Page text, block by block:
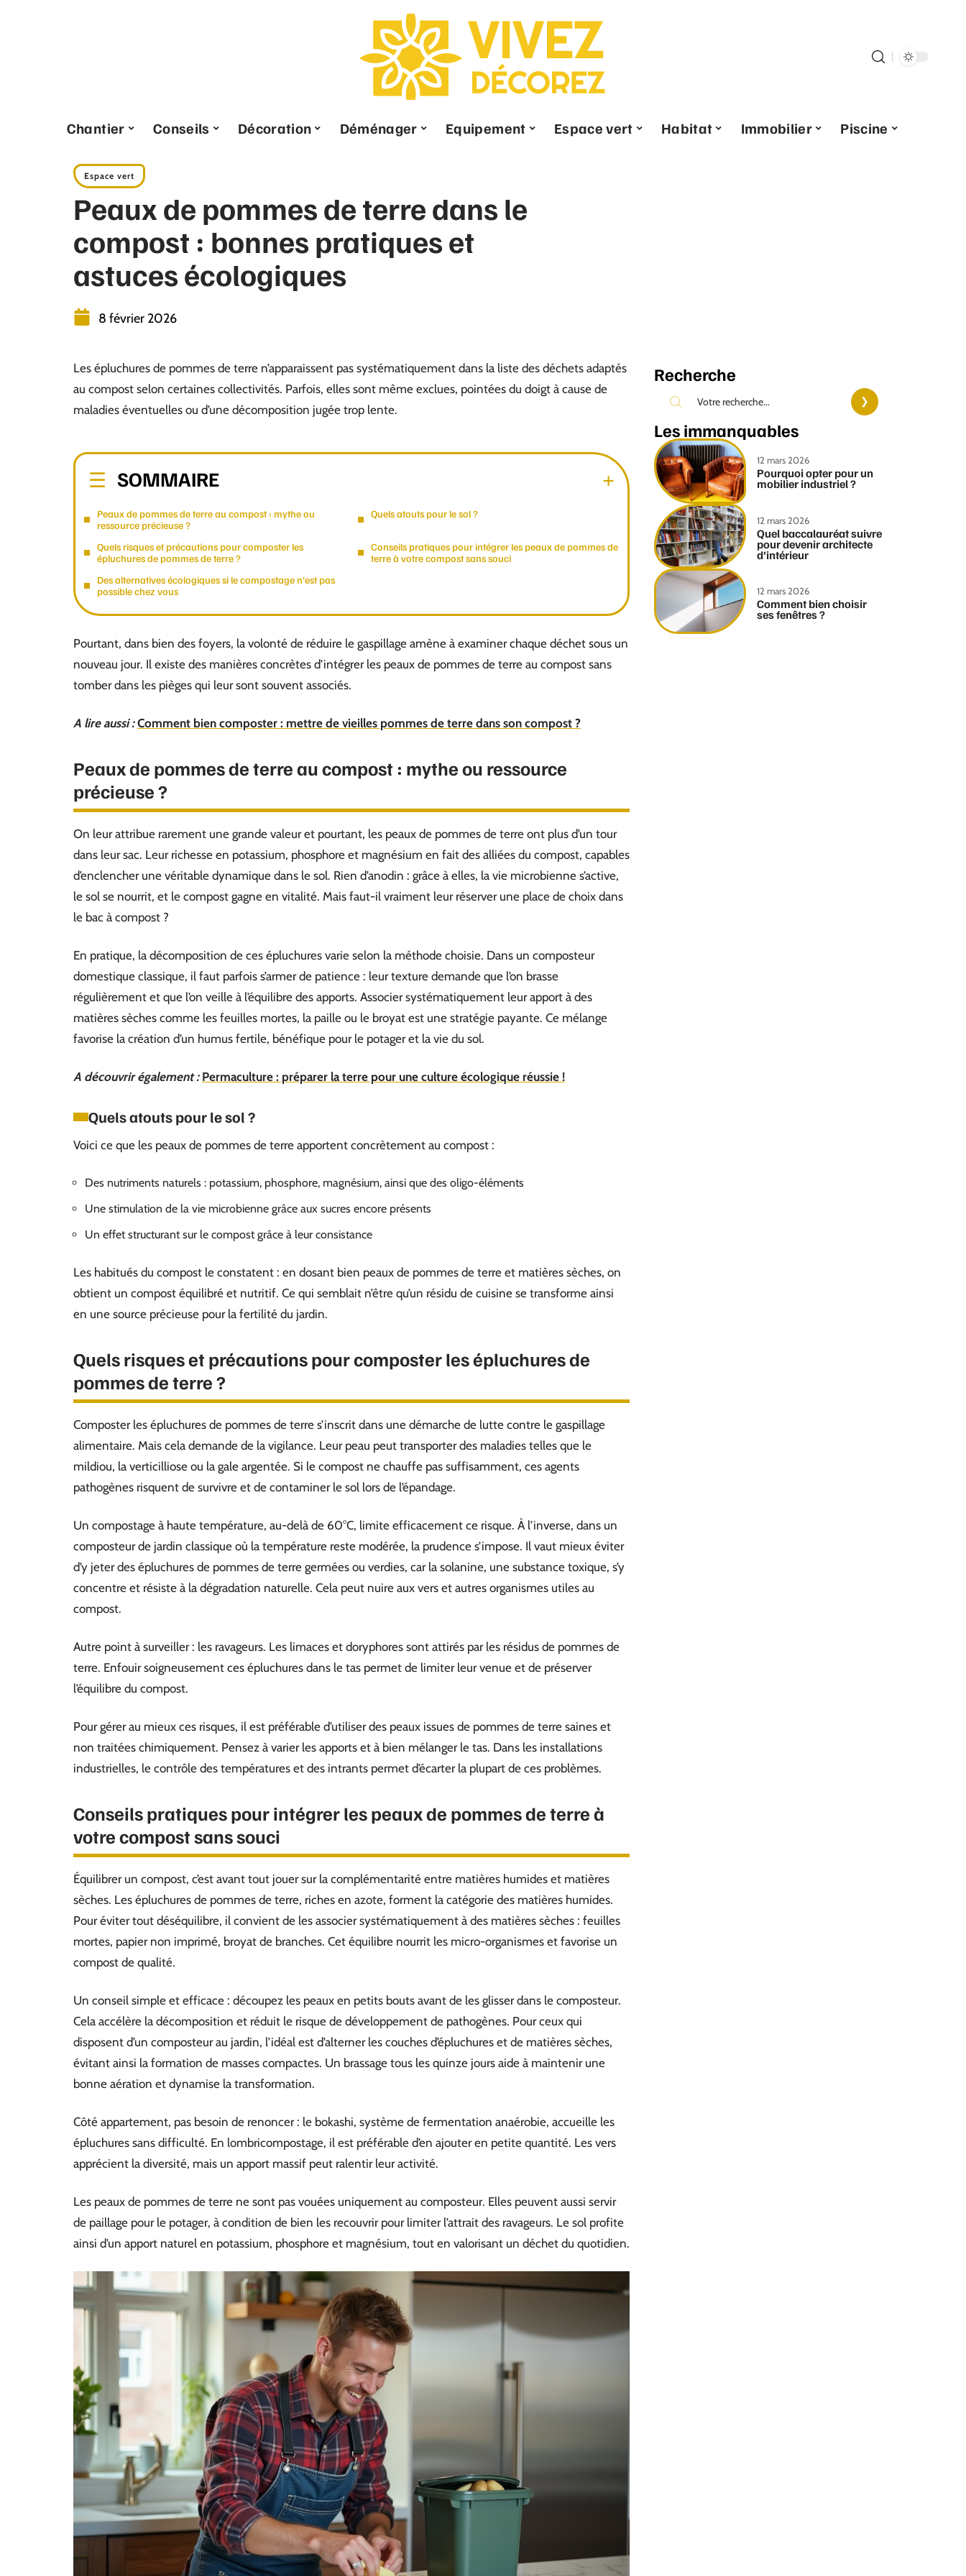
Chantier Conseils Décoration Déménager Equipement Espace vert Habitat Immobilier Piscine
Espace vert
Peaux de pommes de terre dans le
compost : bonnes pratiques et
astuces écologiques
8 février 2026
Les épluchures de pommes de terre n’apparaissent pas systématiquement dans la liste des déchets adaptés
au compost selon certaines collectivités. Parfois, elles sont même exclues, pointées du doigt à cause de
maladies éventuelles ou d’une décomposition jugée trop lente.
SOMMAIRE
Peaux de pommes de terre au compost : mythe ou
ressource précieuse ?
Quels atouts pour le sol ?
Quels risques et précautions pour composter les
épluchures de pommes de terre ?
Conseils pratiques pour intégrer les peaux de pommes de
terre à votre compost sans souci
Des alternatives écologiques si le compostage n’est pas
possible chez vous
Pourtant, dans bien des foyers, la volonté de réduire le gaspillage amène à examiner chaque déchet sous un
nouveau jour. Il existe des manières concrètes d’intégrer les peaux de pommes de terre au compost sans
tomber dans les pièges qui leur sont souvent associés.
A lire aussi : Comment bien composter : mettre de vieilles pommes de terre dans son compost ?
Peaux de pommes de terre au compost : mythe ou ressource
précieuse ?
On leur attribue rarement une grande valeur et pourtant, les peaux de pommes de terre ont plus d’un tour
dans leur sac. Leur richesse en potassium, phosphore et magnésium en fait des alliées du compost, capables
d’enclencher une véritable dynamique dans le sol. Rien d’anodin : grâce à elles, la vie microbienne s’active,
le sol se nourrit, et le compost gagne en vitalité. Mais faut-il vraiment leur réserver une place de choix dans
le bac à compost ?
En pratique, la décomposition de ces épluchures varie selon la méthode choisie. Dans un composteur
domestique classique, il faut parfois s’armer de patience : leur texture demande que l’on brasse
régulièrement et que l’on veille à l’équilibre des apports. Associer systématiquement leur apport à des
matières sèches comme les feuilles mortes, la paille ou le broyat est une stratégie payante. Ce mélange
favorise la création d’un humus fertile, bénéfique pour le potager et la vie du sol.
A découvrir également : Permaculture : préparer la terre pour une culture écologique réussie !
Quels atouts pour le sol ?
Voici ce que les peaux de pommes de terre apportent concrètement au compost :
Des nutriments naturels : potassium, phosphore, magnésium, ainsi que des oligo-éléments
Une stimulation de la vie microbienne grâce aux sucres encore présents
Un effet structurant sur le compost grâce à leur consistance
Les habitués du compost le constatent : en dosant bien peaux de pommes de terre et matières sèches, on
obtient un compost équilibré et nutritif. Ce qui semblait n’être qu’un résidu de cuisine se transforme ainsi
en une source précieuse pour la fertilité du jardin.
Quels risques et précautions pour composter les épluchures de
pommes de terre ?
Composter les épluchures de pommes de terre s’inscrit dans une démarche de lutte contre le gaspillage
alimentaire. Mais cela demande de la vigilance. Leur peau peut transporter des maladies telles que le
mildiou, la verticilliose ou la gale argentée. Si le compost ne chauffe pas suffisamment, ces agents
pathogènes risquent de survivre et de contaminer le sol lors de l’épandage.
Un compostage à haute température, au-delà de 60°C, limite efficacement ce risque. À l’inverse, dans un
composteur de jardin classique où la température reste modérée, la prudence s’impose. Il vaut mieux éviter
d’y jeter des épluchures de pommes de terre germées ou verdies, car la solanine, une substance toxique, s’y
concentre et résiste à la dégradation naturelle. Cela peut nuire aux vers et autres organismes utiles au
compost.
Autre point à surveiller : les ravageurs. Les limaces et doryphores sont attirés par les résidus de pommes de
terre. Enfouir soigneusement ces épluchures dans le tas permet de limiter leur venue et de préserver
l’équilibre du compost.
Pour gérer au mieux ces risques, il est préférable d’utiliser des peaux issues de pommes de terre saines et
non traitées chimiquement. Pensez à varier les apports et à bien mélanger le tas. Dans les installations
industrielles, le contrôle des températures et des intrants permet d’écarter la plupart de ces problèmes.
Conseils pratiques pour intégrer les peaux de pommes de terre à
votre compost sans souci
Équilibrer un compost, c’est avant tout jouer sur la complémentarité entre matières humides et matières
sèches. Les épluchures de pommes de terre, riches en azote, forment la catégorie des matières humides.
Pour éviter tout déséquilibre, il convient de les associer systématiquement à des matières sèches : feuilles
mortes, papier non imprimé, broyat de branches. Cet équilibre nourrit les micro-organismes et favorise un
compost de qualité.
Un conseil simple et efficace : découpez les peaux en petits bouts avant de les glisser dans le composteur.
Cela accélère la décomposition et réduit le risque de développement de pathogènes. Pour ceux qui
disposent d’un composteur au jardin, l’idéal est d’alterner les couches d’épluchures et de matières sèches,
évitant ainsi la formation de masses compactes. Un brassage tous les quinze jours aide à maintenir une
bonne aération et dynamise la transformation.
Côté appartement, pas besoin de renoncer : le bokashi, système de fermentation anaérobie, accueille les
épluchures sans difficulté. En lombricompostage, il est préférable d’en ajouter en petite quantité. Les vers
apprécient la diversité, mais un apport massif peut ralentir leur activité.
Les peaux de pommes de terre ne sont pas vouées uniquement au composteur. Elles peuvent aussi servir
de paillage pour le potager, à condition de bien les recouvrir pour limiter l’attrait des ravageurs. Le sol profite
ainsi d’un apport naturel en potassium, phosphore et magnésium, tout en valorisant un déchet du quotidien.
Recherche
Les immanquables
12 mars 2026
Pourquoi opter pour un
mobilier industriel ?
12 mars 2026
Quel baccalauréat suivre
pour devenir architecte
d’intérieur
12 mars 2026
Comment bien choisir
ses fenêtres ?